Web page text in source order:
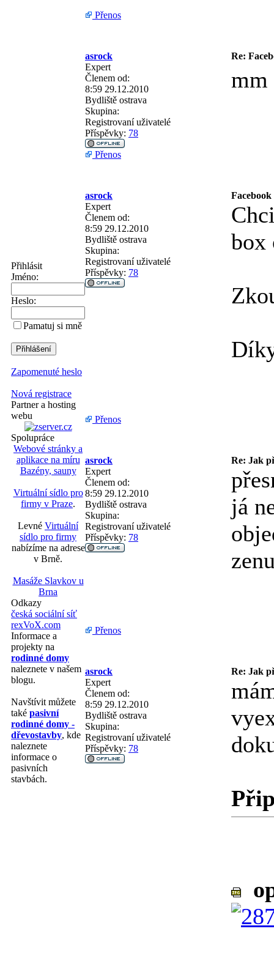
Přihlásit
Jméno:
Heslo:
Pamatuj si mně
Zapomenuté heslo
Nová registrace
Partner a hosting
webu
Spolupráce
Webové stránky a
aplikace na míru
Bazény, sauny
Virtuální sídlo pro
firmy v Praze.
Levné Virtuální
sídlo pro firmy
nabízíme na adrese
v Brně.
Masáže Slavkov u
Brna
Odkazy
česká sociální síť
rexVoX.com
Informace a
projekty na
rodinné domy
naleznete v našem
blogu.
Navštívit můžete
také pasivní
rodinné domy -
dřevostavby, kde
naleznete
informace o
pasivních
stavbách.
Přenos
asrock
Re:
Expert
Členem od:
8:59 29.12.2010
Bydliště ostrava
Skupina:
Registrovaní uživatelé
Příspěvky: 78
mm
Přenos
asrock
Expert
Členem od:
8:59 29.12.2010
Bydliště ostrava
Skupina:
Registrovaní uživatelé
Příspěvky: 78
box
Přenos
asrock
Re: Jak
Expert
Členem od:
8:59 29.12.2010
Bydliště ostrava
Skupina:
Registrovaní uživatelé
Příspěvky: 78
já
Přenos
asrock
Re: Jak
Expert
Členem od:
8:59 29.12.2010
Bydliště ostrava
Skupina:
Registrovaní uživatelé
Příspěvky: 78